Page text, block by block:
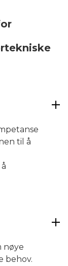
til å
nøye
behov.